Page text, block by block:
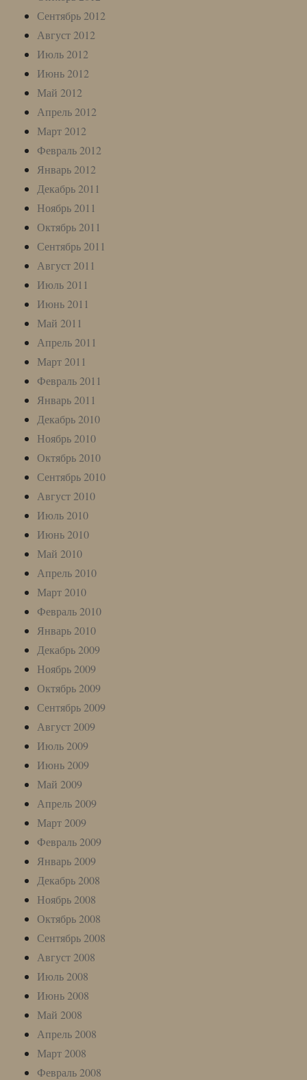
Сентябрь 2012
Август 2012
Июль 2012
Июнь 2012
Май 2012
Апрель 2012
Март 2012
Февраль 2012
Январь 2012
Декабрь 2011
Ноябрь 2011
Октябрь 2011
Сентябрь 2011
Август 2011
Июль 2011
Июнь 2011
Май 2011
Апрель 2011
Март 2011
Февраль 2011
Январь 2011
Декабрь 2010
Ноябрь 2010
Октябрь 2010
Сентябрь 2010
Август 2010
Июль 2010
Июнь 2010
Май 2010
Апрель 2010
Март 2010
Февраль 2010
Январь 2010
Декабрь 2009
Ноябрь 2009
Октябрь 2009
Сентябрь 2009
Август 2009
Июль 2009
Июнь 2009
Май 2009
Апрель 2009
Март 2009
Февраль 2009
Январь 2009
Декабрь 2008
Ноябрь 2008
Октябрь 2008
Сентябрь 2008
Август 2008
Июль 2008
Июнь 2008
Май 2008
Апрель 2008
Март 2008
Февраль 2008